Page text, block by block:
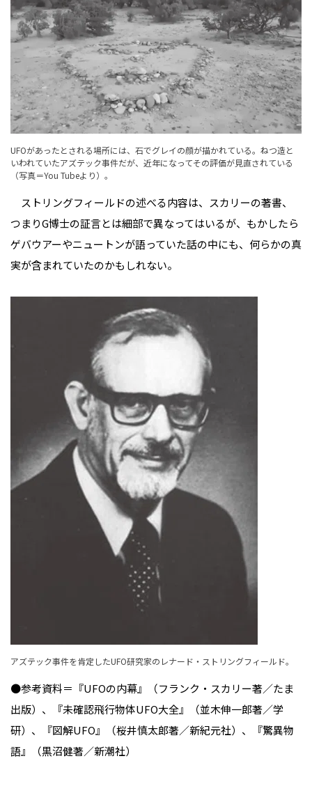
UFOがあったとされる場所には、石でグレイの顔が描かれている。ねつ造と
いわれていたアズテック事件だが、近年になってその評価が見直されている
（写真＝You Tubeより）。
ストリングフィールドの述べる内容は、スカリーの著書、
つまりG博士の証言とは細部で異なってはいるが、もかしたら
ゲバウアーやニュートンが語っていた話の中にも、何らかの真
実が含まれていたのかもしれない。
アズテック事件を肯定したUFO研究家のレナード・ストリングフィールド。
●参考資料＝『UFOの内幕』（フランク・スカリー著／たま
出版）、『未確認飛行物体UFO大全』（並木伸一郎著／学
研）、『図解UFO』（桜井慎太郎著／新紀元社）、『驚異物
語』（黒沼健著／新潮社）